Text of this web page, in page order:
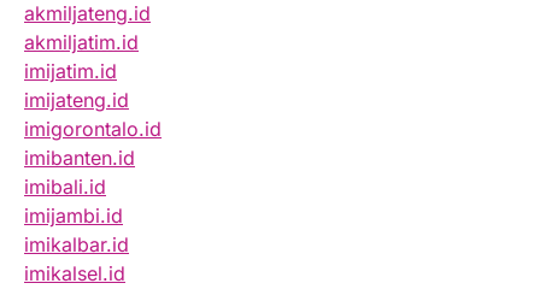
akmiljateng.id
akmiljatim.id
imijatim.id
imijateng.id
imigorontalo.id
imibanten.id
imibali.id
imijambi.id
imikalbar.id
imikalsel.id